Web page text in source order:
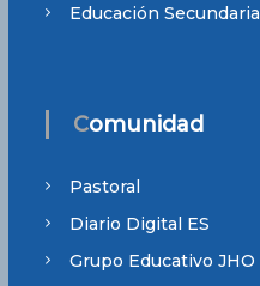
Educación Secundaria
Comunidad
Pastoral
Diario Digital ES
Grupo Educativo JHO